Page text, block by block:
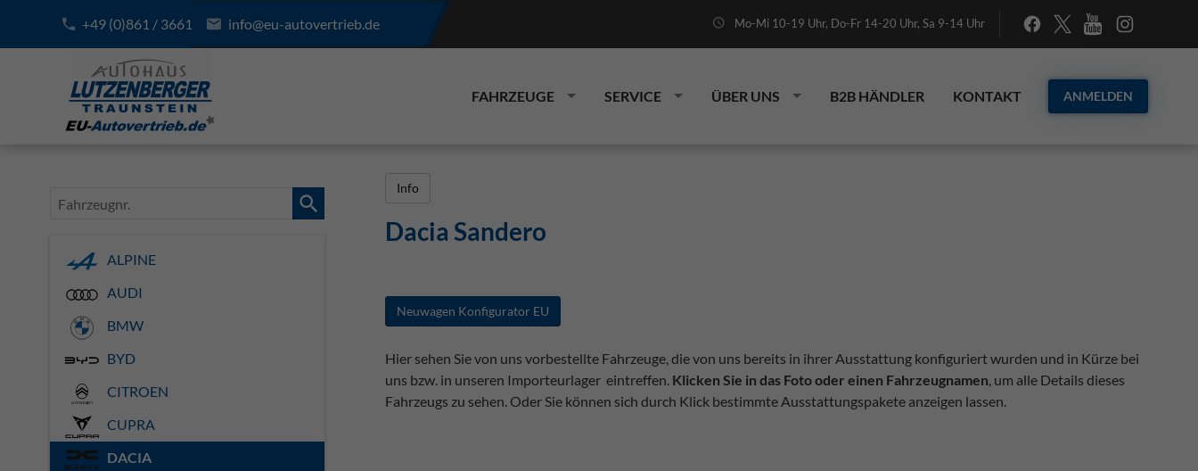
+49 (0)861 / 3661 info@eu-autovertrieb.de Mo-Mi 10-19 Uhr, Do-Fr 14-20 Uhr, Sa 9-14 Uhr
FAHRZEUGE SERVICE ÜBER UNS B2B HÄNDLER KONTAKT ANMELDEN
Info
Dacia Sandero
Neuwagen Konfigurator EU
Hier sehen Sie von uns vorbestellte Fahrzeuge, die von uns bereits in ihrer Ausstattung konfiguriert wurden und in Kürze bei
uns bzw. in unseren Importeurlager eintreffen. Klicken Sie in das Foto oder einen Fahrzeugnamen , um alle Details dieses
Fahrzeugs zu sehen. Oder Sie können sich durch Klick bestimmte Ausstattungspakete anzeigen lassen.
Fahrzeugnr.
ALPINE
AUDI
BMW
BYD
CITROEN
CUPRA
DACIA